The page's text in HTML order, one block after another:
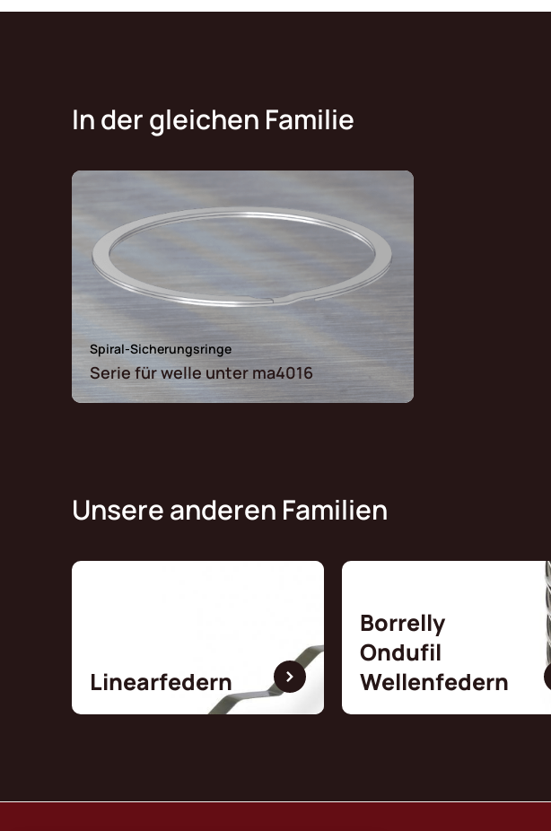
In der gleichen Familie
Spiral-Sicherungsringe
Serie für welle unter ma4016
Unsere anderen Familien
Linearfedern
Borrelly
Ondufil
Wellenfedern